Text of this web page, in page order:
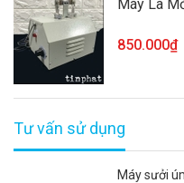
Máy Là
850.000₫
Tư vấn sử dụng
Máy sưởi